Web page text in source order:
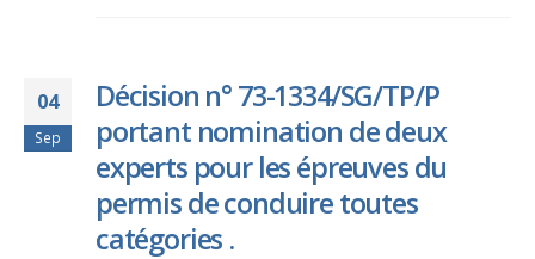
04
Sep
Décision n° 73-1334/SG/TP/P
portant nomination de deux
experts pour les épreuves du
permis de conduire toutes
catégories .